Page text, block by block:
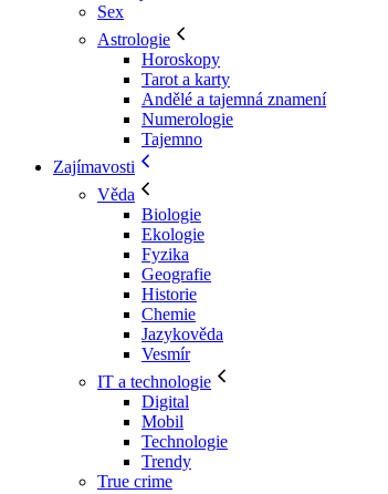
Sex
Astrologie
Horoskopy
Tarot a karty
Andělé a tajemná znamení
Numerologie
Tajemno
Zajímavosti
Věda
Biologie
Ekologie
Fyzika
Geografie
Historie
Chemie
Jazykověda
Vesmír
IT a technologie
Digital
Mobil
Technologie
Trendy
True crime